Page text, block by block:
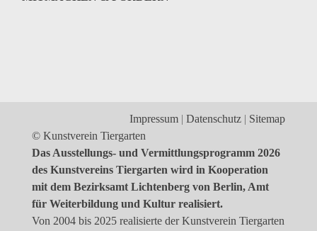
Impressum Datenschutz
Sitemap
© Kunstverein Tiergarten
Das Ausstellungs- und Vermittlungsprogramm 2026
des Kunstvereins Tiergarten wird in Kooperation
mit dem Bezirksamt Lichtenberg von Berlin, Amt
für Weiterbildung und Kultur realisiert.
Von 2004 bis 2025 realisierte der Kunstverein Tiergarten